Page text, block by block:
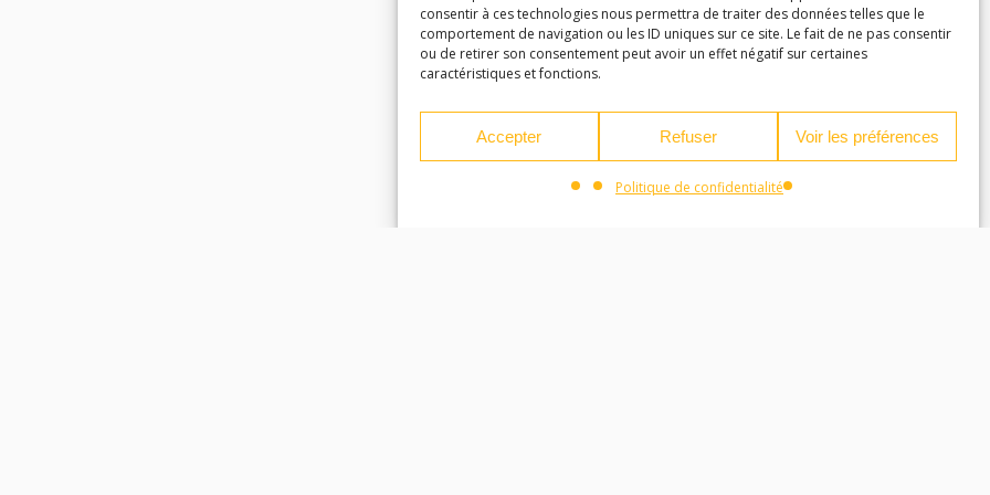
consentir à ces technologies nous permettra de traiter des données telles que le
comportement de navigation ou les ID uniques sur ce site. Le fait de ne pas consentir
ou de retirer son consentement peut avoir un effet négatif sur certaines
caractéristiques et fonctions.
Accepter Refuser Voir les préférences
Politique de confidentialité